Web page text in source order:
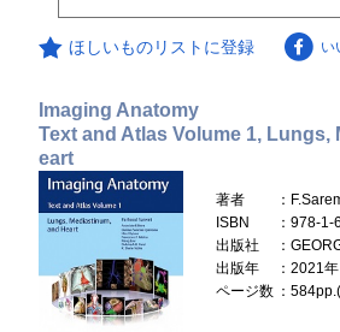
ほしいものリストに登録 い
Imaging Anatomy
Text and Atlas Volume 1, Lungs,
eart
著者
：
ISBN
：978-
出版社
：
出版年
：2021年
ページ数 ：